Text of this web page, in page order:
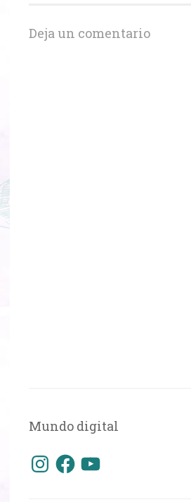
Deja un comentario
Mundo digital
InstagramFacebookYouTube